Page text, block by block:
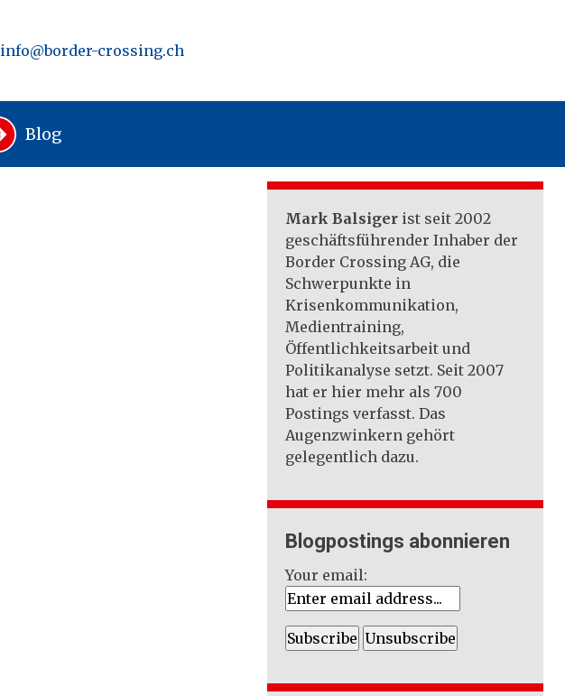
info@border-crossing.ch
Blog
Mark Balsiger ist seit 2002
geschäftsführender Inhaber der
Border Crossing AG, die
Schwerpunkte in
Krisenkommunikation,
Medientraining,
Öffentlichkeitsarbeit und
Politikanalyse setzt. Seit 2007
hat er hier mehr als 700
Postings verfasst. Das
Augenzwinkern gehört
gelegentlich dazu.
Blogpostings abonnieren
Your email: